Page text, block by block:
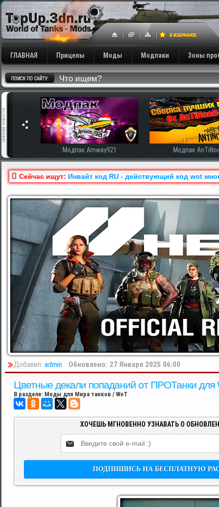
ГЛАВНАЯ Прицелы Моды Модпаки Зоны
Модпак Amway921 Модпак
Сейчас ищут: Инвайт код RU - действующий код wot
Добавил: admin Обновлено: 27 Января 2025 06:00
Цветные декали попаданий от ПРОТанки
В разделе: Моды для Мира танков / WoT
ХОЧЕШЬ МГНОВЕННО УЗНАВАТЬ О